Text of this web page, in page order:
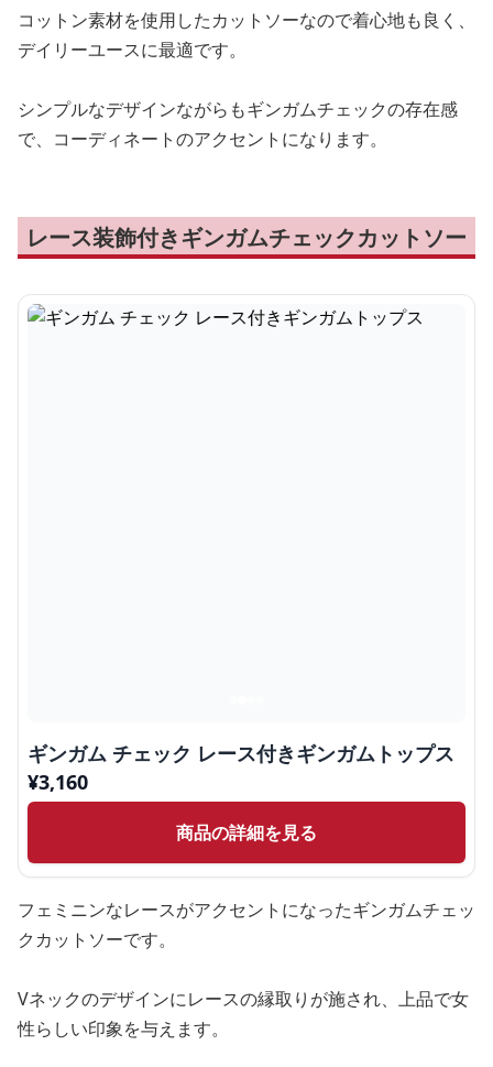
コットン素材を使用したカットソーなので着心地も良く、
デイリーユースに最適です。
シンプルなデザインながらもギンガムチェックの存在感
で、コーディネートのアクセントになります。
レース装飾付きギンガムチェックカットソー
ギンガム チェック レース付きギンガムトップス
¥3,160
商品の詳細を見る
フェミニンなレースがアクセントになったギンガムチェッ
クカットソーです。
Vネックのデザインにレースの縁取りが施され、上品で女
性らしい印象を与えます。